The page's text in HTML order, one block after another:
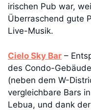
irischen Pub war,
Überraschend gute
Live-Musik.
Cielo Sky Bar –
des Condo-
(neben dem W-
vergleichbare Bars
Lebua, und dank